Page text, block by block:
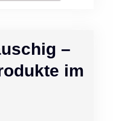
–
im